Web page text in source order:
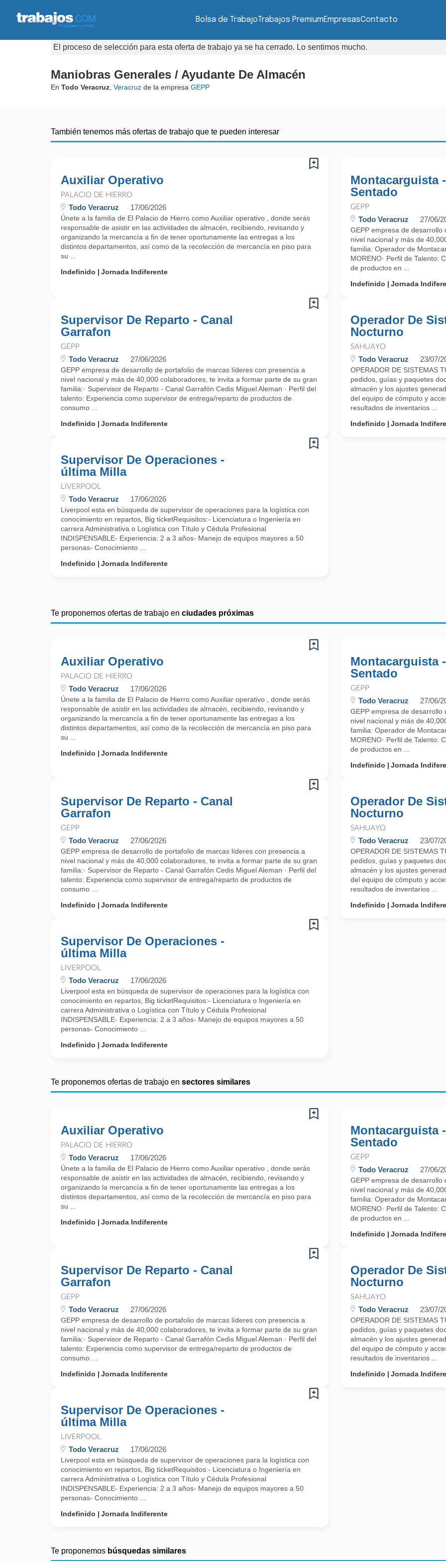
Bolsa de TrabajoTrabajos PremiumEmpresasContacto
El proceso de selección para esta oferta de trabajo ya se ha cerrado. Lo sentimos mucho.
Maniobras Generales / Ayudante De Almacén
En Todo Veracruz Veracruz de la empresa GEPP
También tenemos más ofertas de trabajo que te pueden interesar
Auxiliar Operativo
PALACIO DE HIERRO
Todo Veracruz 17/06/2026
Únete a la familia de El Palacio de Hierro como Auxiliar operativo , donde serás
responsable de asistir en las actividades de almacén, recibiendo, revisando y
organizando la mercancía a fin de tener oportunamente las entregas a los
distintos departamentos, así como de la recolección de mercancía en piso para
su ...
Indefinido
Jornada Indiferente
Montacarguista
Sentado
GEPP
Todo Veracruz 27/06/
GEPP empresa de
nivel nacional y más de
familia: Operador de
MORENO· Perfil de Talento:
de productos en ...
Indefinido
Jornada
Supervisor De Reparto - Canal
Garrafon
GEPP
Todo Veracruz 27/06/2026
GEPP empresa de desarrollo de portafolio de marcas líderes con presencia a
nivel nacional y más de 40,000 colaboradores, te invita a formar parte de su gran
familia:· Supervisor de Reparto - Canal Garrafón Cedis Miguel Aleman · Perfil del
talento: Experiencia como supervisor de entrega/reparto de productos de
consumo ...
Indefinido
Jornada Indiferente
Operador De
Nocturno
SAHUAYO
Todo Veracruz 23/07/
OPERADOR DE SISTEMAS
pedidos, guías y paquetes
almacén y los ajustes
del equipo de cómputo y
resultados de inventarios ...
Indefinido
Jornada
Supervisor De Operaciones -
última Milla
LIVERPOOL
Todo Veracruz 17/06/2026
Liverpool esta en búsqueda de supervisor de operaciones para la logística con
conocimiento en repartos, Big ticketRequisitos:- Licenciatura o Ingeniería en
carrera Administrativa o Logística con Título y Cédula Profesional
INDISPENSABLE- Experiencia: 2 a 3 años- Manejo de equipos mayores a 50
personas- Conocimiento ...
Indefinido
Jornada Indiferente
Te proponemos ofertas de trabajo en ciudades próximas
Auxiliar Operativo
PALACIO DE HIERRO
Todo Veracruz 17/06/2026
Únete a la familia de El Palacio de Hierro como Auxiliar operativo , donde serás
responsable de asistir en las actividades de almacén, recibiendo, revisando y
organizando la mercancía a fin de tener oportunamente las entregas a los
distintos departamentos, así como de la recolección de mercancía en piso para
su ...
Indefinido
Jornada Indiferente
Montacarguista
Sentado
GEPP
Todo Veracruz 27/06/
GEPP empresa de
nivel nacional y más de
familia: Operador de
MORENO· Perfil de Talento:
de productos en ...
Indefinido
Jornada
Supervisor De Reparto - Canal
Garrafon
GEPP
Todo Veracruz 27/06/2026
GEPP empresa de desarrollo de portafolio de marcas líderes con presencia a
nivel nacional y más de 40,000 colaboradores, te invita a formar parte de su gran
familia:· Supervisor de Reparto - Canal Garrafón Cedis Miguel Aleman · Perfil del
talento: Experiencia como supervisor de entrega/reparto de productos de
consumo ...
Indefinido
Jornada Indiferente
Operador De
Nocturno
SAHUAYO
Todo Veracruz 23/07/
OPERADOR DE SISTEMAS
pedidos, guías y paquetes
almacén y los ajustes
del equipo de cómputo y
resultados de inventarios ...
Indefinido
Jornada
Supervisor De Operaciones -
última Milla
LIVERPOOL
Todo Veracruz 17/06/2026
Liverpool esta en búsqueda de supervisor de operaciones para la logística con
conocimiento en repartos, Big ticketRequisitos:- Licenciatura o Ingeniería en
carrera Administrativa o Logística con Título y Cédula Profesional
INDISPENSABLE- Experiencia: 2 a 3 años- Manejo de equipos mayores a 50
personas- Conocimiento ...
Indefinido
Jornada Indiferente
Te proponemos ofertas de trabajo en sectores similares
Auxiliar Operativo
PALACIO DE HIERRO
Todo Veracruz 17/06/2026
Únete a la familia de El Palacio de Hierro como Auxiliar operativo , donde serás
responsable de asistir en las actividades de almacén, recibiendo, revisando y
organizando la mercancía a fin de tener oportunamente las entregas a los
distintos departamentos, así como de la recolección de mercancía en piso para
su ...
Indefinido
Jornada Indiferente
Montacarguista
Sentado
GEPP
Todo Veracruz 27/06/
GEPP empresa de
nivel nacional y más de
familia: Operador de
MORENO· Perfil de Talento:
de productos en ...
Indefinido
Jornada
Supervisor De Reparto - Canal
Garrafon
GEPP
Todo Veracruz 27/06/2026
GEPP empresa de desarrollo de portafolio de marcas líderes con presencia a
nivel nacional y más de 40,000 colaboradores, te invita a formar parte de su gran
familia:· Supervisor de Reparto - Canal Garrafón Cedis Miguel Aleman · Perfil del
talento: Experiencia como supervisor de entrega/reparto de productos de
consumo ...
Indefinido
Jornada Indiferente
Operador De
Nocturno
SAHUAYO
Todo Veracruz 23/07/
OPERADOR DE SISTEMAS
pedidos, guías y paquetes
almacén y los ajustes
del equipo de cómputo y
resultados de inventarios ...
Indefinido
Jornada
Supervisor De Operaciones -
última Milla
LIVERPOOL
Todo Veracruz 17/06/2026
Liverpool esta en búsqueda de supervisor de operaciones para la logística con
conocimiento en repartos, Big ticketRequisitos:- Licenciatura o Ingeniería en
carrera Administrativa o Logística con Título y Cédula Profesional
INDISPENSABLE- Experiencia: 2 a 3 años- Manejo de equipos mayores a 50
personas- Conocimiento ...
Indefinido
Jornada Indiferente
Te proponemos búsquedas similares